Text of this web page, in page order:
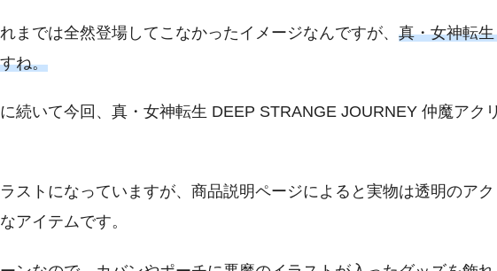
までは全然登場してこなかったイメージなんですが、 真・女神転
ね。
続いて今回、真・女神転生 DEEP STRANGE JOURNEY 仲魔ア
ストになっていますが、商品説明ページによると実物は透明のア
アイテムです。